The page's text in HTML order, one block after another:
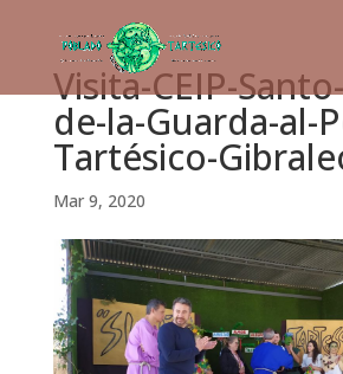
Visita-CEIP-
de-la-Guarda-al-
Tartésico-
Mar 9, 2020